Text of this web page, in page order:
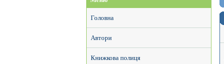
Головна
Автори
Книжкова полиця